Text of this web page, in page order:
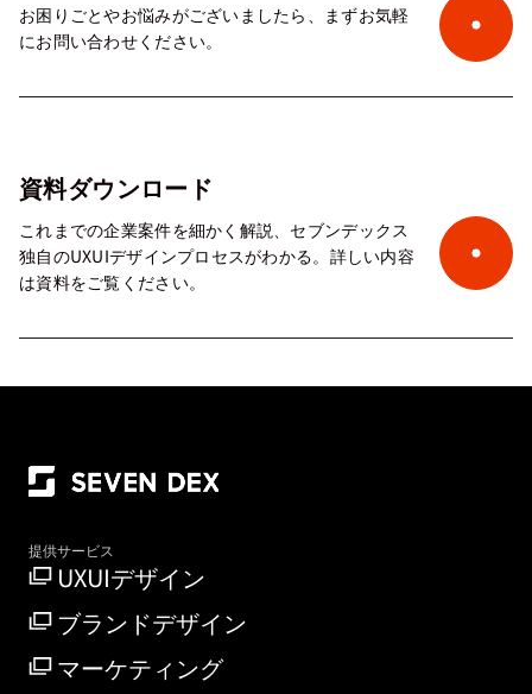
お困りごとやお悩みがございましたら、まずお気軽
にお問い合わせください。
資料ダウンロード
これまでの企業案件を細かく解説、セブンデックス
独自のUXUIデザインプロセスがわかる。詳しい内容
は資料をご覧ください。
提供サービス
UXUIデザイン
ブランドデザイン
マーケティング